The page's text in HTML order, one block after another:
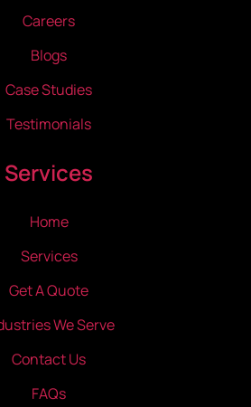
Careers
Blogs
Case Studies
Testimonials
Services
Home
Services
Get A Quote
We Serve
Contact Us
FAQs